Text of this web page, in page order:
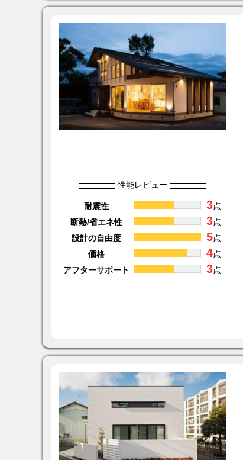
性能レビュー
耐震性 3点
断熱/省エネ性
3点
設計の自由度
5点
価格
4点
アフターサポート
3点